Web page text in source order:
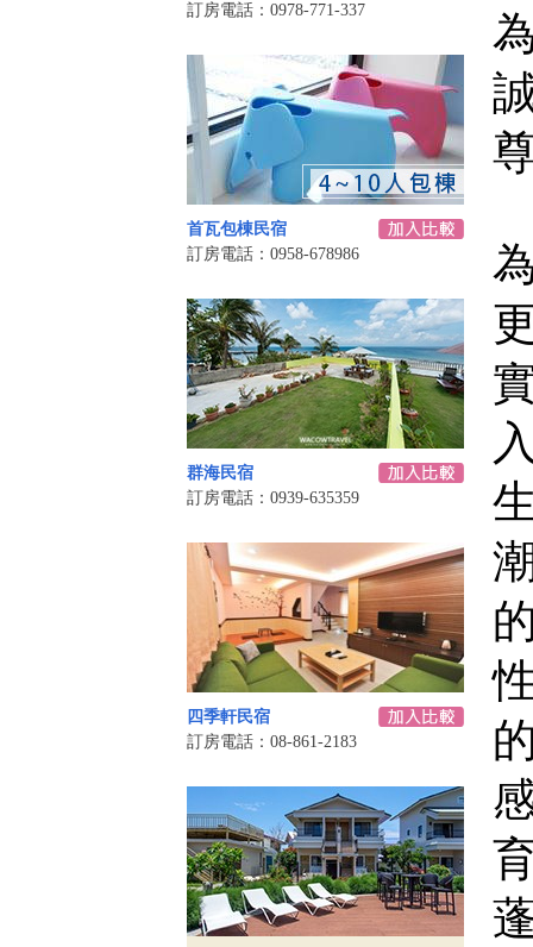
訂房電話：0978-771-337
首瓦包棟民宿
訂房電話：0958-678986
群海民宿
訂房電話：0939-635359
四季軒民宿
訂房電話：08-861-2183